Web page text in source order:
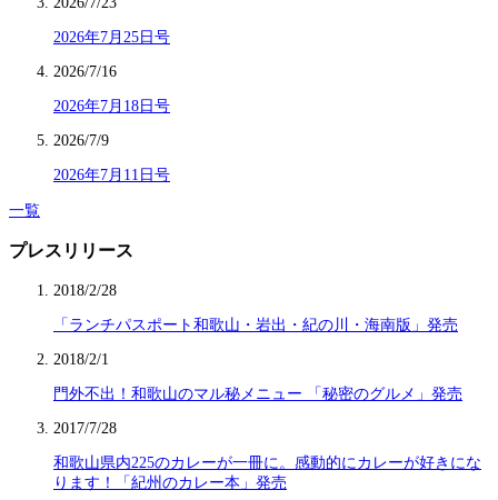
2026年7月25日号
2026/7/16
2026年7月18日号
2026/7/9
2026年7月11日号
一覧
プレスリリース
2018/2/28
「ランチパスポート和歌山・岩出・紀の川・海南版」発売
2018/2/1
門外不出！和歌山のマル秘メニュー 「秘密のグルメ」発売
2017/7/28
和歌山県内225のカレーが一冊に。感動的にカレーが好きにな
ります！「紀州のカレー本」発売